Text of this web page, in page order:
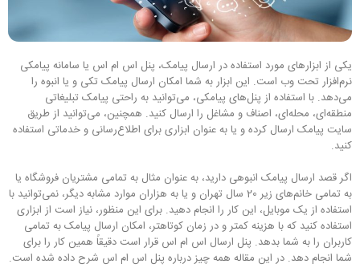
یکی از ابزارهای مورد استفاده در ارسال پیامک، پنل اس ام اس یا سامانه پیامکی
نرم‌افزار تحت وب است. این ابزار به شما امکان ارسال پیامک تکی و یا انبوه را
می‌دهد. با استفاده از پنل‌های پیامکی، می‌توانید به راحتی پیامک تبلیغاتی
منطقه‌ای، محله‌ای، اصناف و مشاغل را ارسال کنید. همچنین، می‌توانید از طریق
سایت پیامک ارسال کرده و یا به عنوان ابزاری برای اطلاع‌رسانی و خدماتی استفاده
کنید.
اگر قصد ارسال پیامک انبوهی دارید، به عنوان مثال به تمامی مشتریان فروشگاه یا
به تمامی خانم‌های زیر 20 سال تهران و یا به هزاران موارد مشابه دیگر، نمی‌توانید با
استفاده از یک موبایل، این کار را انجام دهید. برای این منظور، نیاز است از ابزاری
استفاده کنید که با هزینه کمتر و در زمان کوتاهتر، امکان ارسال پیامک به تمامی
کاربران را به شما بدهد. پنل ارسال اس ام اس قرار است دقیقاً همین کار را برای
شما انجام دهد. در این مقاله همه چیز درباره پنل اس ام اس شرح داده شده است.